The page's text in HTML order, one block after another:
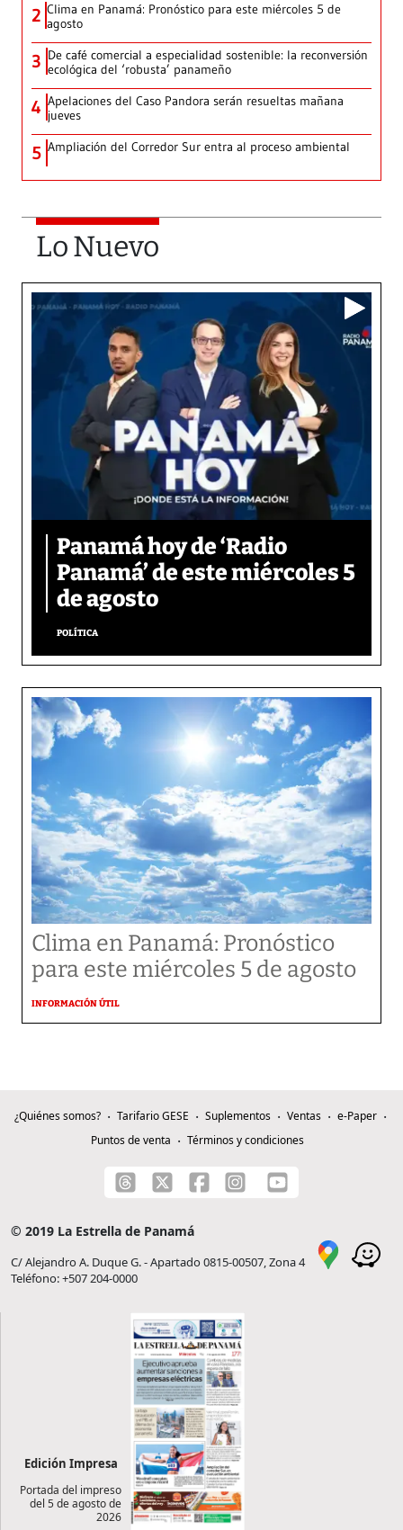
2 Clima en Panamá: Pronóstico para este miércoles 5 de
agosto
3 De café comercial a especialidad sostenible: la reconversión
ecológica del ‘robusta’ panameño
4 Apelaciones del Caso Pandora serán resueltas mañana
jueves
5 Ampliación del Corredor Sur entra al proceso ambiental
Lo Nuevo
Panamá hoy de ‘Radio
Panamá’ de este miércoles 5
de agosto
POLÍTICA
Clima en Panamá: Pronóstico
para este miércoles 5 de agosto
INFORMACIÓN ÚTIL
¿Quiénes somos? Tarifario GESE Suplementos Ventas
e-Paper
Puntos de venta
Términos y condiciones
© 2019 La Estrella de Panamá
C/ Alejandro A. Duque G. - Apartado 0815-00507, Zona 4
Teléfono: +507 204-0000
Edición Impresa
Portada del impreso
del 5 de agosto de
2026